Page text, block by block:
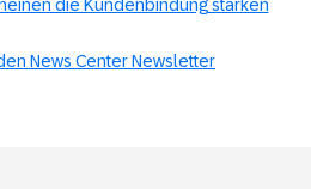
die Kundenbindung stärken
News Center Newsletter